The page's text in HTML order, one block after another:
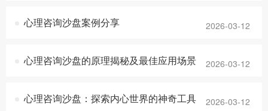
心理咨询沙盘案例分享 2026-03-12
心理咨询沙盘的原理揭秘及最佳应用场景 2026-03-12
心理咨询沙盘：探索内心世界的神奇工具 2026-03-12